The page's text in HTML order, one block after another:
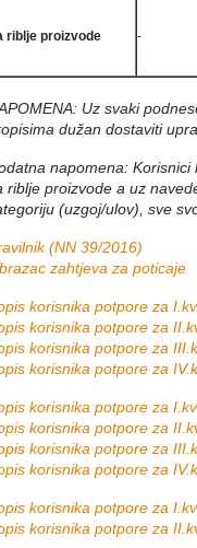
riblje proizvode -
Uz svaki
dužan dostaviti
napomena:
riblje proizvode a uz
(uzgoj/ulov), sve
(NN 39/2016)
zahtjeva za poticaje
korisnika potpore za
korisnika potpore za
korisnika potpore za
korisnika potpore za
korisnika potpore za
korisnika potpore za
korisnika potpore za
korisnika potpore za
korisnika potpore za
korisnika potpore za